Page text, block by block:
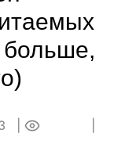
больше,